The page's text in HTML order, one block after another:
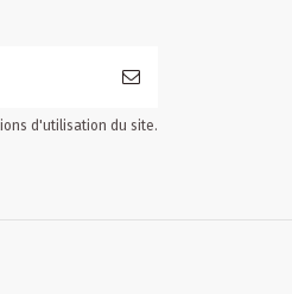
d'utilisation du site.